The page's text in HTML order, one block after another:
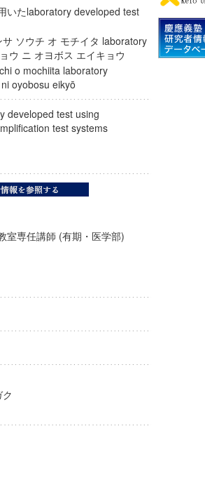
いたlaboratory developed test
ソウチ オ モチイタ laboratory
ウ ニ オヨボス エイキョウ
o mochiita laboratory
ni oyobosu eikyō
developed test using
test systems
室専任講師 (有期・医学部)
ク